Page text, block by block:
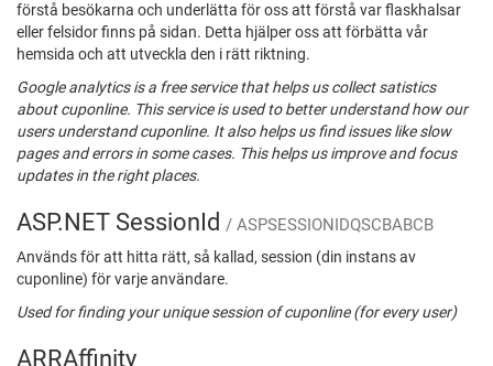
förstå besökarna och underlätta för oss att förstå var flaskhalsar
eller felsidor finns på sidan. Detta hjälper oss att förbätta vår
hemsida och att utveckla den i rätt riktning.
Google analytics is a free service that helps us collect satistics
about cuponline. This service is used to better understand how our
users understand cuponline. It also helps us find issues like slow
pages and errors in some cases. This helps us improve and focus
updates in the right places.
ASP.NET SessionId / ASPSESSIONIDQSCBABCB
Används för att hitta rätt, så kallad, session (din instans av
cuponline) för varje användare.
Used for finding your unique session of cuponline (for every user)
ARRAffinity